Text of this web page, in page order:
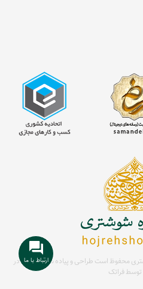
محفوظ است طراحی و پیاده سازی سایت در
فراتک